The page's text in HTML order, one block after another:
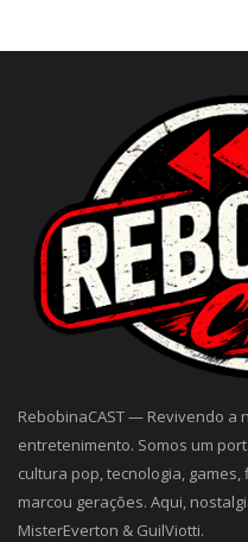
RebobinaCAST — Revivendo a
entretenimento. Somos um
cultura pop, tecnologia,
marcou gerações. Aqui,
MisterEverton & GuilViotti.